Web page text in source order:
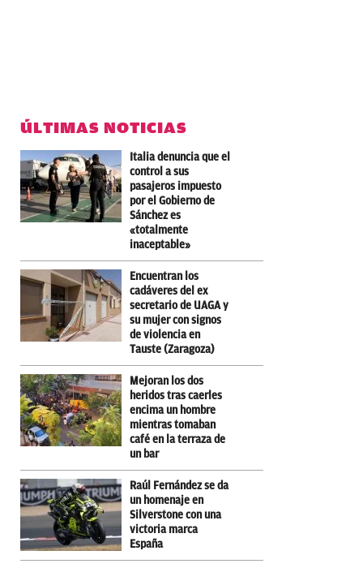
ÚLTIMAS NOTICIAS
Italia denuncia que el
control a sus
pasajeros impuesto
por el Gobierno de
Sánchez es
«totalmente
inaceptable»
Encuentran los
cadáveres del ex
secretario de UAGA y
su mujer con signos
de violencia en
Tauste (Zaragoza)
Mejoran los dos
heridos tras caerles
encima un hombre
mientras tomaban
café en la terraza de
un bar
Raúl Fernández se da
un homenaje en
Silverstone con una
victoria marca
España